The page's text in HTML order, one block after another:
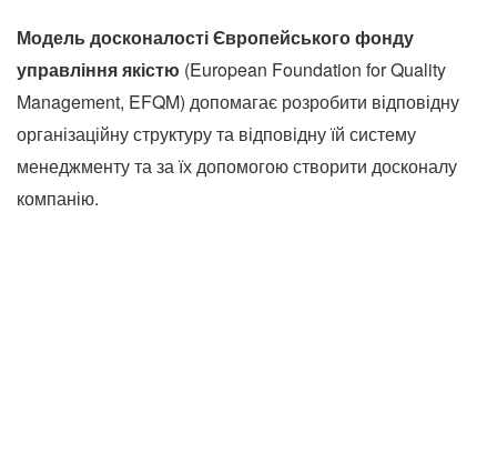
Модель досконалості Європейського фонду
управління якістю (European Foundation for Quality
Management, EFQM) допомагає розробити відповідну
організаційну структуру та відповідну їй систему
менеджменту та за їх допомогою створити досконалу
компанію.